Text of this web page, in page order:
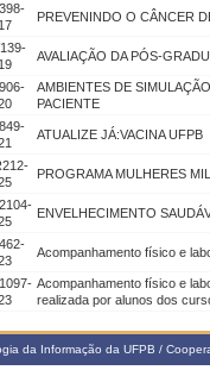
PREVENINDO O CÂNCER
AVALIAÇÃO DA PÓS-
AMBIENTES DE
PACIENTE
ATUALIZE JÁ:VACINA UFPB
PROGRAMA MULHERES
ENVELHECIMENTO
Acompanhamento físico e
Acompanhamento físico e
realizada por alunos dos
da Informação da UFPB /